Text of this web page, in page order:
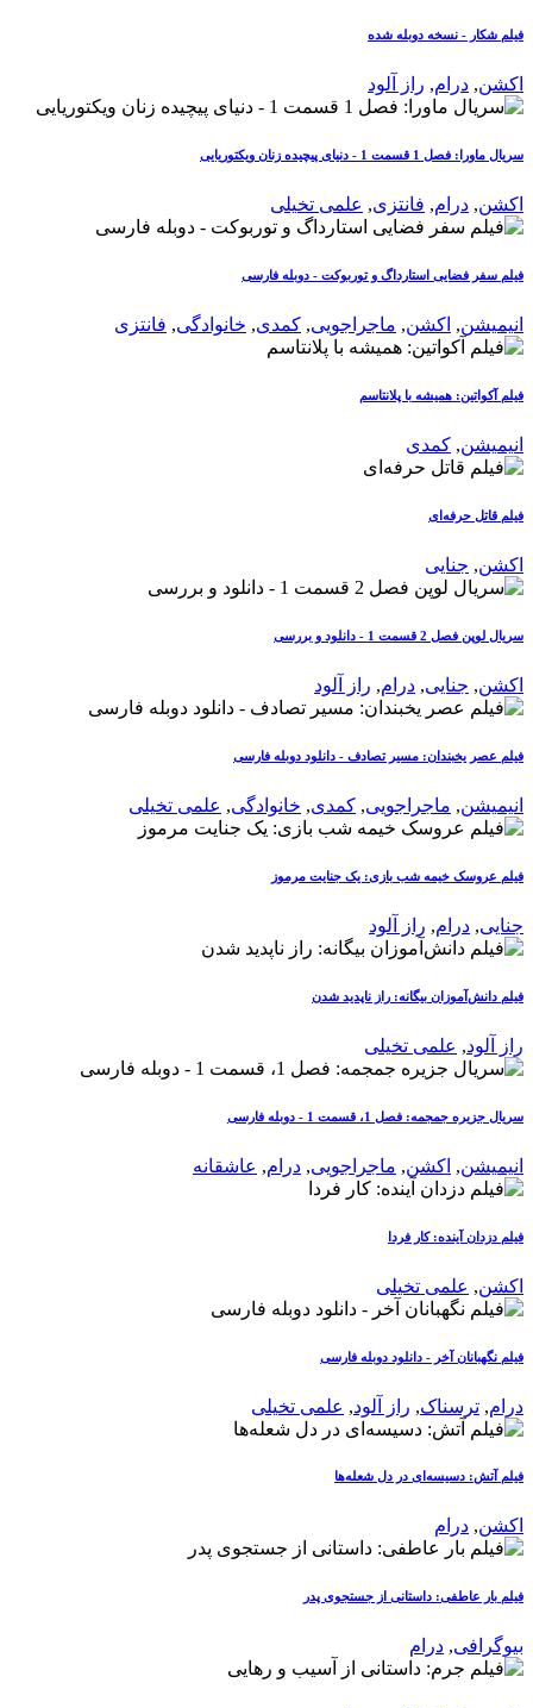
فیلم شکار - نسخه دوبله شده
اکشن, درام, راز آلود
سریال ماورا: فصل 1 قسمت 1 - دنیای پیچیده زنان ویکتوریایی
اکشن, درام, فانتزی, علمی تخیلی
فیلم سفر فضایی استارداگ و توربوکت - دوبله فارسی
انیمیشن, اکشن, ماجراجویی, کمدی, خانوادگی, فانتزی
فیلم آکواتین: همیشه با پلانتاسم
انیمیشن, کمدی
فیلم قاتل حرفه‌ای
اکشن, جنایی
سریال لوپن فصل 2 قسمت 1 - دانلود و بررسی
اکشن, جنایی, درام, راز آلود
فیلم عصر یخبندان: مسیر تصادف - دانلود دوبله فارسی
انیمیشن, ماجراجویی, کمدی, خانوادگی, علمی تخیلی
فیلم عروسک خیمه شب بازی: یک جنایت مرموز
جنایی, درام, راز آلود
فیلم دانش‌آموزان بیگانه: راز ناپدید شدن
راز آلود, علمی تخیلی
سریال جزیره جمجمه: فصل 1، قسمت 1 - دوبله فارسی
انیمیشن, اکشن, ماجراجویی, درام, عاشقانه
فیلم دزدان آینده: کار فردا
اکشن, علمی تخیلی
فیلم نگهبانان آخر - دانلود دوبله فارسی
درام, ترسناک, راز آلود, علمی تخیلی
فیلم آتش: دسیسه‌ای در دل شعله‌ها
اکشن, درام
فیلم بار عاطفی: داستانی از جستجوی پدر
بیوگرافی, درام